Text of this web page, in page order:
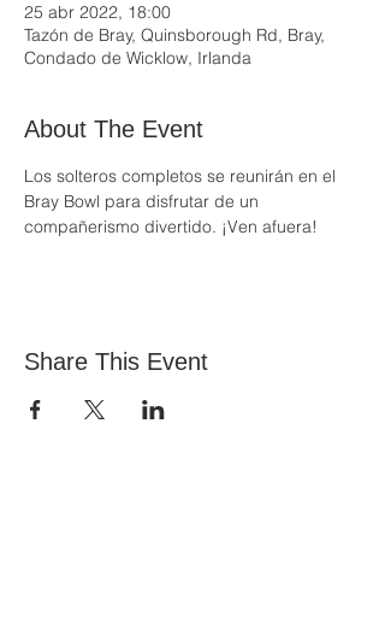
25 abr 2022, 18:00
Tazón de Bray, Quinsborough Rd, Bray,
Condado de Wicklow, Irlanda
About The Event
Los solteros completos se reunirán en el
Bray Bowl para disfrutar de un
compañerismo divertido. ¡Ven afuera!
Share This Event